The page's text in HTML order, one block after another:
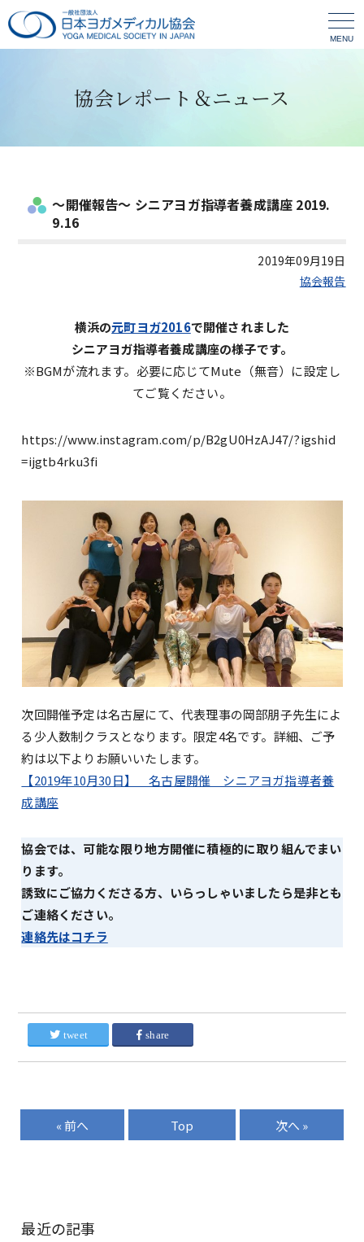
MENU
協会レポート＆ニュース
～開催報告～ シニアヨガ指導者養成講座 2019.
9.16
2019年09月19日
協会報告
横浜の元町ヨガ2016で開催されました
シニアヨガ指導者養成講座の様子です。
※BGMが流れます。必要に応じてMute（無音）に設定し
てご覧ください。
https://www.instagram.com/p/B2gU0HzAJ47/?igshid
=ijgtb4rku3fi
次回開催予定は名古屋にて、代表理事の岡部朋子先生によ
る少人数制クラスとなります。限定4名です。詳細、ご予
約は以下よりお願いいたします。
【2019年10月30日】 名古屋開催 シニアヨガ指導者養
成講座
協会では、可能な限り地方開催に積極的に取り組んでまい
ります。
誘致にご協力くださる方、いらっしゃいましたら是非とも
ご連絡ください。
連絡先はコチラ
tweet share
« 前へ Top 次へ »
最近の記事